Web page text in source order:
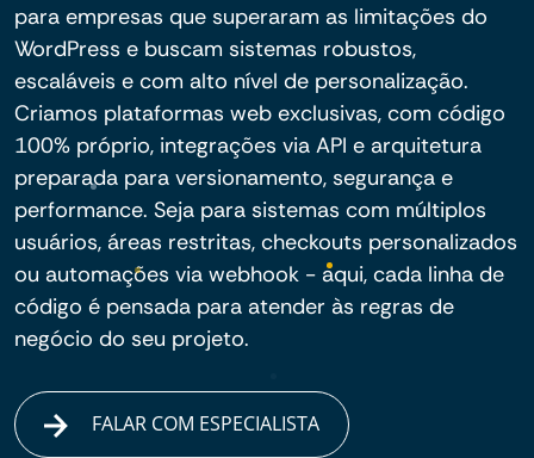
para empresas que superaram as limitações do
WordPress e buscam sistemas robustos,
escaláveis e com alto nível de personalização.
Criamos plataformas web exclusivas, com código
100% próprio, integrações via API e arquitetura
preparada para versionamento, segurança e
performance. Seja para sistemas com múltiplos
usuários, áreas restritas, checkouts personalizados
ou automações via webhook - aqui, cada linha de
código é pensada para atender às regras de
negócio do seu projeto.
FALAR COM ESPECIALISTA